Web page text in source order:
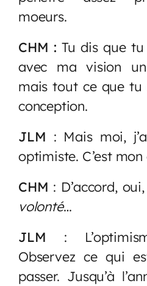
moeurs.
CHM : Tu dis que tu
avec ma vision
mais tout ce que tu
conception.
JLM : Mais moi,
optimiste. C’est mon
CHM : D’accord, oui,
volonté…
JLM :
Observez ce qui
passer. Jusqu’à